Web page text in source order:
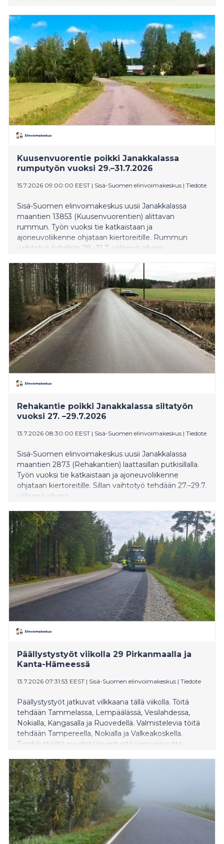
Kuusenvuorentie poikki Janakkalassa
rumputyön vuoksi 29.–31.7.2026
15.7.2026 09:00:00 EEST | Sisä-Suomen elinvoimakeskus | Tiedote
Sisä-Suomen elinvoimakeskus uusii Janakkalassa
maantien 13853 (Kuusenvuorentien) alittavan
rummun. Työn vuoksi tie katkaistaan ja
ajoneuvoliikenne ohjataan kiertoreitille. Rummun
vaihtotyö tehdään 29.–31.7. välisenä aikana.
Rehakantie poikki Janakkalassa siltatyön
vuoksi 27. –29.7.2026
13.7.2026 08:30:00 EEST | Sisä-Suomen elinvoimakeskus | Tiedote
Sisä-Suomen elinvoimakeskus uusii Janakkalassa
maantien 2873 (Rehakantien) laattasillan putkisillalla.
Työn vuoksi tie katkaistaan ja ajoneuvoliikenne
ohjataan kiertoreitille. Sillan vaihtotyö tehdään 27.–29.7.
välisenä aikana.
Päällystystyöt viikolla 29 Pirkanmaalla ja
Kanta-Hämeessä
13.7.2026 07:31:53 EEST | Sisä-Suomen elinvoimakeskus | Tiedote
Päällystystyöt jatkuvat vilkkaana tällä viikolla. Töitä
tehdään Tammelassa, Lempäälässä, Vesilahdessa,
Nokialla, Kangasalla ja Ruovedellä. Valmistelevia töitä
tehdään Tampereella, Nokialla ja Valkeakoskella.
Tienkäyttäjiltä pyydetään erityistä varovaisuutta
aikaa matkantekoon. Tietyömaiden sijainnin voi
tarkistaa etukäteen Fintrafficin Liikennetilanne-
palvelusta.